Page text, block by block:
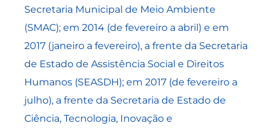
Secretaria Municipal de Meio Ambiente
(SMAC); em 2014 (de fevereiro a abril) e em
2017 (janeiro a fevereiro), a frente da Secretaria
de Estado de Assistência Social e Direitos
Humanos (SEASDH); em 2017 (de fevereiro a
julho), a frente da Secretaria de Estado de
Ciência, Tecnologia, Inovação e